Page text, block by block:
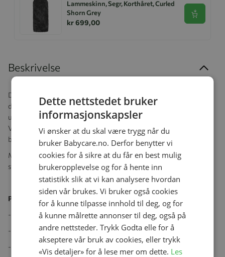
Lammeskinn, Segr, Korthåret, Curled
Shorn Grey
kr 699,00
Se
Beskrivelse
Den nyeste lanseringen fra Nibbling`s brede utvalg. Moderne
design på en klassisk vognleke, produsert i "food grade" silikon og
ubehandlet lønnetre for å gi en vakker tekstur og kontrast.
Vakkert tilbehør med mer enn en funksjon som bukes på
barnevognen. babybilstolen eller Moseskurven.
Midtdelen er avtakbar og blir da en rangle/biteleke som vil
stimulere griperefleksen eller lindre såre gommer.
Produktegenskaper:
- Festes på f.eks. barnevognene, babybilstolen eller Moseskurven.
- Avtakbar rangle/biteleke.
- Koordinerer øye bevegelser.
Dette nettstedet bruker
informasjonskapsler
Vi ønsker at du skal være trygg når du
bruker Babycare.no. Derfor benytter vi
cookies for å sikre at du får en best mulig
brukeropplevelse og for å hente inn
statistikk slik at vi kan analysere hvordan
siden vår brukes. Vi bruker også cookies
for å kunne tilpasse innhold til deg, og for
å kunne målrette annonser til deg, også på
andre nettsteder. Trykk Godta elle for å
akseptere vår bruk av cookies, eller trykk
«Vis detaljer» for å lese mer om dette. Les